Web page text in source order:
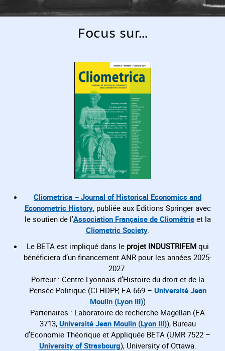
Focus sur...
Cliometrica – Journal of Historical Economics and
Econometric History, publiée aux Editions Springer avec
le soutien de l’Association Française de Cliométrieet la
Cliometric Society.
Le BETA est impliqué dans le projet INDUSTRIFEMqui
bénéficiera d’un financement ANR pour les années 2025-
2027.
Porteur : Centre Lyonnais d’Histoire du droit et de la
Pensée Politique (CLHDPP, EA 669 – Université Jean
Moulin (Lyon III))
Partenaires : Laboratoire de recherche Magellan (EA
3713, Université Jean Moulin (Lyon III)), Bureau
d’Economie Théorique et Appliquée BETA (UMR 7522 –
University of Strasbourg), University of Ottawa.